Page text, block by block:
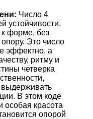
Число 4
устойчивости,
к форме, без
Это число
эффектно, а
ритму и
четверка
выдерживать
В этом коде
особая красота
опорой